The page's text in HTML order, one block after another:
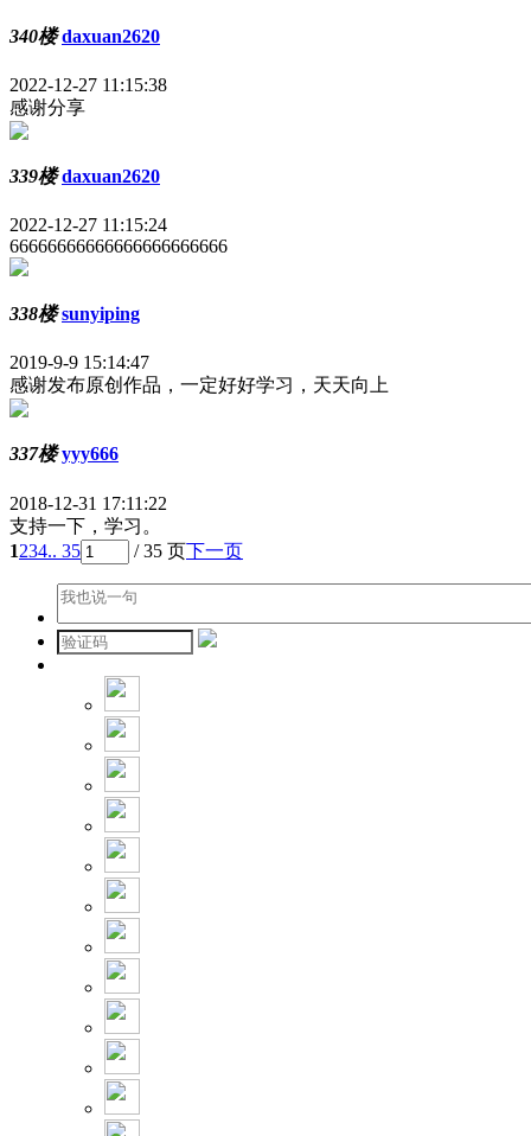
340楼 daxuan2620
2022-12-27 11:15:38
感谢分享
339楼 daxuan2620
2022-12-27 11:15:24
66666666666666666666666
338楼 sunyiping
2019-9-9 15:14:47
感谢发布原创作品，一定好好学习，天天向上
337楼 yyy666
2018-12-31 17:11:22
支持一下，学习。
1234.. 35 / 35 页下一页